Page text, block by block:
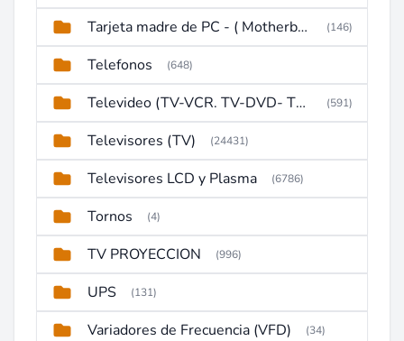
Tarjeta madre de PC - ( Motherboard ) (146)
Telefonos (648)
Televideo (TV-VCR. TV-DVD- TV-DVD-VCR) (591)
Televisores (TV) (24431)
Televisores LCD y Plasma (6786)
Tornos (4)
TV PROYECCION (996)
UPS (131)
Variadores de Frecuencia (VFD) (34)